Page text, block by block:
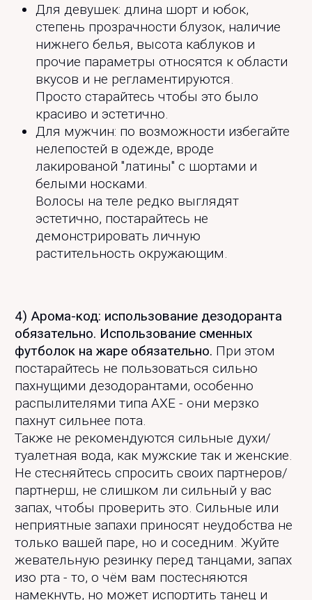
Для девушек: длина шорт и юбок,
степень прозрачности блузок, наличие
нижнего белья, высота каблуков и
прочие параметры относятся к области
вкусов и не регламентируются.
Просто старайтесь чтобы это было
красиво и эстетично.
Для мужчин: по возможности избегайте
нелепостей в одежде, вроде
лакированой "латины" с шортами и
белыми носками.
Волосы на теле редко выглядят
эстетично, постарайтесь не
демонстрировать личную
растительность окружающим.
4) Арома-код: использование дезодоранта
обязательно. Использование сменных
футболок на жаре обязательно. При этом
постарайтесь не пользоваться сильно
пахнущими дезодорантами, особенно
распылителями типа AXE - они мерзко
пахнут сильнее пота.
Также не рекомендуются сильные духи/
туалетная вода, как мужские так и женские.
Не стесняйтесь спросить своих партнеров/
партнерш, не слишком ли сильный у вас
запах, чтобы проверить это. Сильные или
неприятные запахи приносят неудобства не
только вашей паре, но и соседним. Жуйте
жевательную резинку перед танцами, запах
изо рта - то, о чём вам постесняются
намекнуть, но может испортить танец и